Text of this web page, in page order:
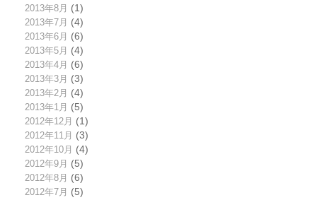
2013年8月 (1)
2013年7月 (4)
2013年6月 (6)
2013年5月 (4)
2013年4月 (6)
2013年3月 (3)
2013年2月 (4)
2013年1月 (5)
2012年12月 (1)
2012年11月 (3)
2012年10月 (4)
2012年9月 (5)
2012年8月 (6)
2012年7月 (5)